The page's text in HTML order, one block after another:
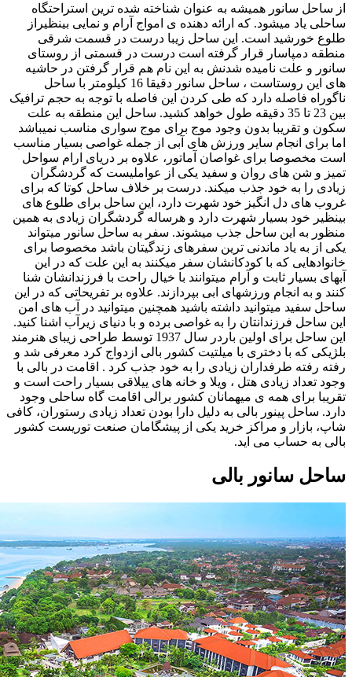
از ساحل سانور همیشه به عنوان شناخته شده ترین استراحتگاه
ساحلی یاد میشود. که ارائه دهنده ی امواج آرام و نمایی بینظیراز
طلوع خورشید است. این ساحل زیبا درست در قسمت شرقی
منطقه دمپاسار قرار گرفته است درست در قسمتی از روستای
سانور و علت نامیده شدنش به این نام هم قرار گرفتن در حاشیه
های این روستاست ، ساحل سانور دقیقا 16 کیلومتر با ساحل
ناگوراه فاصله دارد که طی کردن این فاصله با توجه به حجم ترافیک
بین 23 تا 35 دقیقه طول خواهد کشید. ساحل این منطقه به علت
سکون و تقریبا بدون وجود موج برای موج سواری مناسب نمیباشد
اما برای انجام سایر ورزش های آبی از جمله غواصی بسیار مناسب
است مخصوصا برای غواصان آماتور، علاوه بر دریای ارام سواحل
تمیز و شن های روان و سفید یکی از عواملیست که گردشگران
زیادی را به خود جذب میکند. درست بر خلاف ساحل کوتا که برای
غروب های دل انگیز خود شهرت دارد، این ساحل برای طلوع های
بینظیر خود بسیار شهرت دارد و هرساله گردشگران زیادی به همین
منظور به این ساحل جذب میشوند. سفر به ساحل سانور میتواند
یکی از به یاد ماندنی ترین سفرهای زندگیتان باشد مخصوصا برای
خانوادهایی که با کودکانشان سفر میکنند به این علت که در این
آبهای بسیار ثابت و آرام میتوانند با خیال راحت با فرزندانشان شنا
کنند و به انجام ورزشهای ابی بپردازند. علاوه بر تفریحاتی که در این
ساحل سفید میتوانید داشته باشید همچنین میتوانید در آب های امن
این ساحل فرزندانتان را به غواصی برده و با دنیای زیرآب اشنا کنید.
این ساحل برای اولین باردر سال 1937 توسط طراحی زیبای هنرمند
بلژیکی که با دختری با میلتیت کشور بالی ازدواج کرد معرفی شد و
رفته رفته طرفداران زیادی را به خود جذب کرد . اقامت در بالی با
وجود تعداد زیادی هتل ، ویلا و خانه های ییلاقی بسیار راحت است و
تقریبا برای همه ی میهمانان کشور برالی اقامت گاه ساحلی وجود
دارد. ساحل پینور بالی به دلیل دارا بودن تعداد زیادی رستوران، کافی
شاپ، بازار و مراکز خرید یکی از پیشگامان صنعت توریست کشور
بالی به حساب می اید.
ساحل سانور بالی